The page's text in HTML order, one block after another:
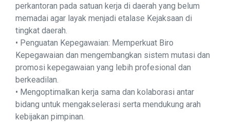
perkantoran pada satuan kerja di daerah yang belum
memadai agar layak menjadi etalase Kejaksaan di
tingkat daerah.
• Penguatan Kepegawaian: Memperkuat Biro
Kepegawaian dan mengembangkan sistem mutasi dan
promosi kepegawaian yang lebih profesional dan
berkeadilan.
• Mengoptimalkan kerja sama dan kolaborasi antar
bidang untuk mengakselerasi serta mendukung arah
kebijakan pimpinan.